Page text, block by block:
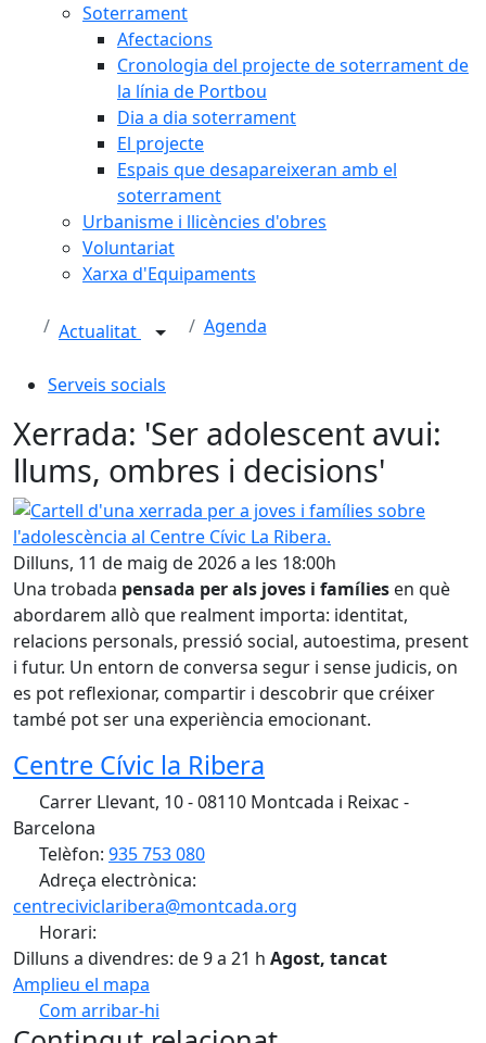
Soterrament
Afectacions
Cronologia del projecte de soterrament de
la línia de Portbou
Dia a dia soterrament
El projecte
Espais que desapareixeran amb el
soterrament
Urbanisme i llicències d'obres
Voluntariat
Xarxa d'Equipaments
Actualitat Agenda
Serveis socials
Xerrada: 'Ser adolescent avui:
llums, ombres i decisions'
Cartell d'una xerrada per a joves i famílies sobre
Dilluns, 11 de maig de 2026 a les 18:00h
Una trobada pensada per als joves i famílies en què
abordarem allò que realment importa: identitat,
relacions personals, pressió social, autoestima, present
i futur. Un entorn de conversa segur i sense judicis, on
es pot reflexionar, compartir i descobrir que créixer
també pot ser una experiència emocionant.
Centre Cívic la Ribera
Carrer Llevant, 10 - 08110 Montcada i Reixac -
Barcelona
Telèfon: 935 753 080
Adreça electrònica:
centreciviclaribera@montcada.org
Horari:
Dilluns a divendres: de 9 a 21 h Agost, tancat
Amplieu el mapa
Com arribar-hi